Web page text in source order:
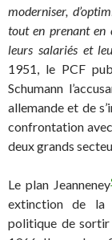
moderniser,
tout en prenant en
leurs salariés et
1951, le PCF
Schumann
allemande et de
confrontation
deux grands
Le plan Jeanneney
extinction de la
politique de sortir